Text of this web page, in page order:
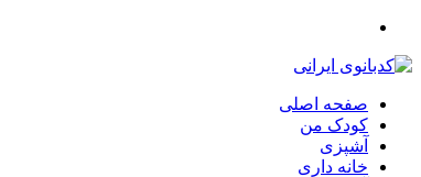
صفحه اصلی
کودک من
آشپزی
خانه داری